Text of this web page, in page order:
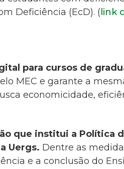
Deficiência (EcD). ( link
para cursos de
MEC e garante a
economicidade,
que institui a Política
Uergs. Dentre as
e a conclusão do